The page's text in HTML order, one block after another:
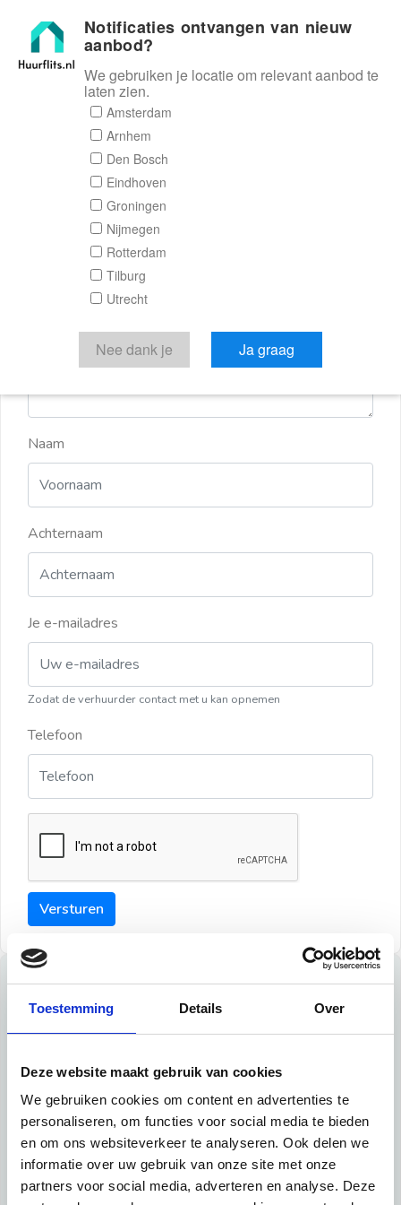
Toestemming Details Over
Deze website maakt gebruik van cookies
We gebruiken cookies om content en advertenties te
personaliseren, om functies voor social media te bieden
en om ons websiteverkeer te analyseren. Ook delen we
informatie over uw gebruik van onze site met onze
partners voor social media, adverteren en analyse. Deze
Huurflits
Reactieformulier
Huurflits
Verstuur je bericht
Door een bericht te sturen kom je in contact met de
aanbieder of makelaar van de woning.
Naam
Achternaam
Je e-mailadres
Zodat de verhuurder contact met u kan opnemen
Telefoon
Versturen
Tips
Tip 1:
Schrijf een duidelijke introductie en geef de volgende
informatie mee:
Ben je student, werkachtig of werkzoekend
Notificaties ontvangen van nieuw
aanbod?
We gebruiken je locatie om relevant aanbod te
laten zien.
Amsterdam
Arnhem
Den Bosch
Eindhoven
Groningen
Nijmegen
Rotterdam
Tilburg
Utrecht
Nee dank je Ja graag